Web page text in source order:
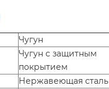
Чугун
Чугун с защитным
покрытием
Нержавеющая сталь